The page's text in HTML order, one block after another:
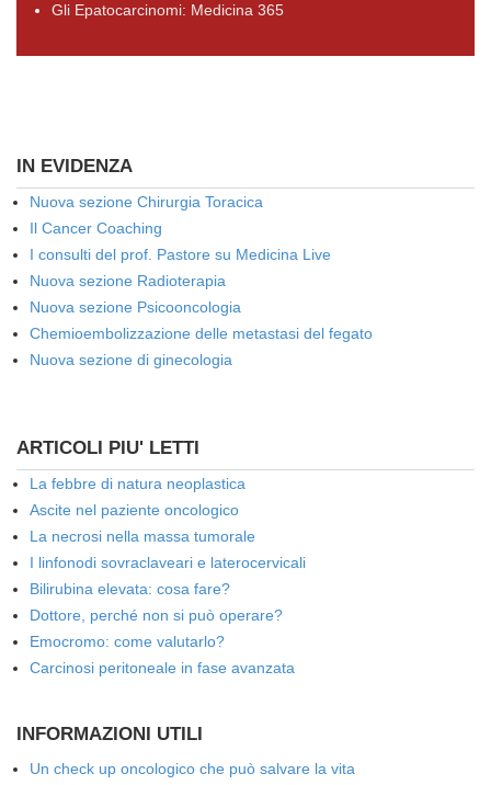
Gli Epatocarcinomi: Medicina 365
IN EVIDENZA
Nuova sezione Chirurgia Toracica
Il Cancer Coaching
I consulti del prof. Pastore su Medicina Live
Nuova sezione Radioterapia
Nuova sezione Psicooncologia
Chemioembolizzazione delle metastasi del fegato
Nuova sezione di ginecologia
ARTICOLI PIU' LETTI
La febbre di natura neoplastica
Ascite nel paziente oncologico
La necrosi nella massa tumorale
I linfonodi sovraclaveari e laterocervicali
Bilirubina elevata: cosa fare?
Dottore, perché non si può operare?
Emocromo: come valutarlo?
Carcinosi peritoneale in fase avanzata
INFORMAZIONI UTILI
Un check up oncologico che può salvare la vita